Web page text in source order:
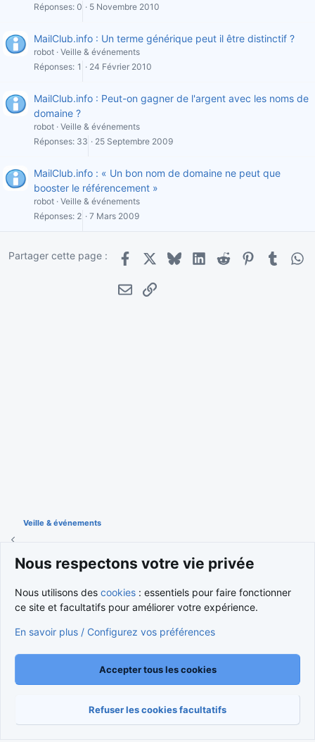
Réponses 0 5 Novembre 2010
MailClub.info : Un terme générique peut il être distinctif ?
robot Veille & événements
Réponses 1 24 Février 2010
MailClub.info : Peut-on gagner de l'argent avec les noms de
domaine ?
robot Veille & événements
Réponses 33 25 Septembre 2009
MailClub.info : « Un bon nom de domaine ne peut que
booster le référencement »
robot Veille & événements
Réponses 2 7 Mars 2009
Partager cette page :
Facebook
X BlueskyLinkedInRedditPinterestTumblr
E-mailLien
Veille & événements
Nous contacter
Conditions et règlement
Politique de confidentialité
Aide Accueil
R
Community platform by XenForo ®
© 2010-2026 XenForo Ltd.
Nous respectons votre vie privée
Nous utilisons des cookies : essentiels pour faire fonctionner
ce site et facultatifs pour améliorer votre expérience.
En savoir plus / Configurez vos préférences
Accepter tous les cookies
Refuser les cookies facultatifs